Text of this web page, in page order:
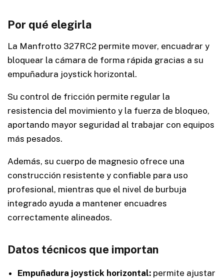
Por qué elegirla
La Manfrotto 327RC2 permite mover, encuadrar y
bloquear la cámara de forma rápida gracias a su
empuñadura joystick horizontal.
Su control de fricción permite regular la
resistencia del movimiento y la fuerza de bloqueo,
aportando mayor seguridad al trabajar con equipos
más pesados.
Además, su cuerpo de magnesio ofrece una
construcción resistente y confiable para uso
profesional, mientras que el nivel de burbuja
integrado ayuda a mantener encuadres
correctamente alineados.
Datos técnicos que importan
Empuñadura joystick horizontal: permite ajustar